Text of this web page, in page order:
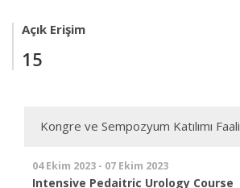
Açık Erişim
15
Kongre ve Sempozyum Katılımı
04 Ekim 2023 - 07 Ekim 2023
Intensive Pedaitric Urology Course